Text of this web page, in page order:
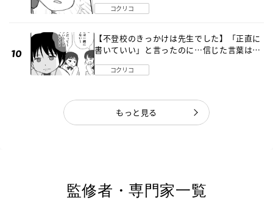
コクリコ
【不登校のきっかけは先生でした】「正直に
書いていい」と言ったのに…信じた言葉は噓
コクリコ
もっと見る
監修者・専門家一覧